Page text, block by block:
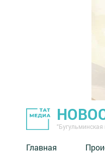
"Бугульминская
Главная